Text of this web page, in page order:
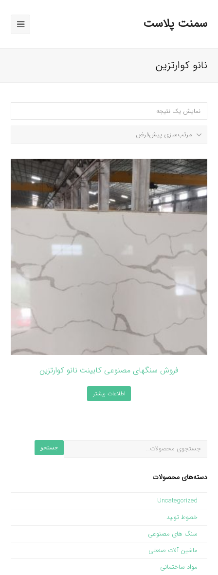
سمنت پلاست
باز
نانو کوارتزین
نمایش یک نتیجه
فروش سنگهای مصنوعی کابینت نانو کوارتزین
اطلاعات بیشتر
جستجو
دسته‌های محصولات
Uncategorized
خطوط تولید
سنگ های مصنوعی
ماشین آلات صنعتی
مواد ساختمانی